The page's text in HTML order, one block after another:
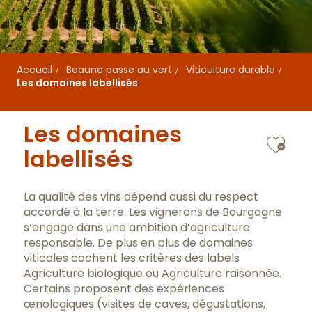
Accueil Beaune passe au vert
Viticulture durable
Les domaines labellisés
Les domaines
labellisés
La qualité des vins dépend aussi du respect
accordé à la terre. Les vignerons de Bourgogne
s’engage dans une ambition d’agriculture
responsable. De plus en plus de domaines
viticoles cochent les critères des labels
Agriculture biologique ou Agriculture raisonnée.
Certains proposent des expériences
œnologiques (visites de caves, dégustations,